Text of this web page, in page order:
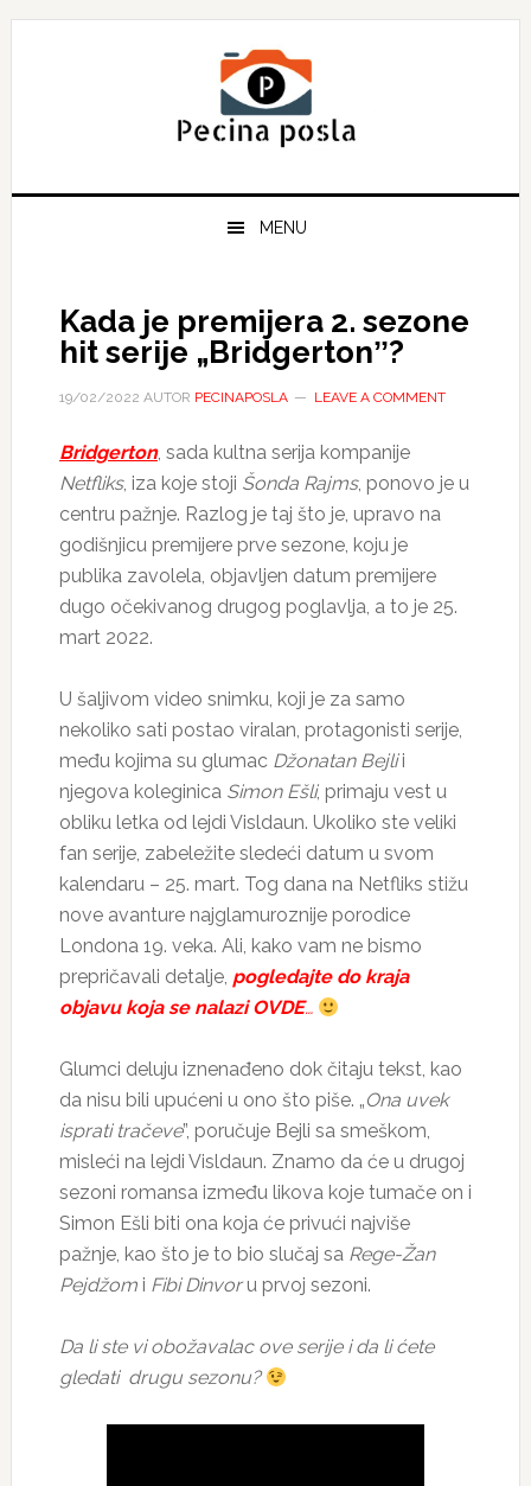
Skip
Skip
Skip
MENU
Kada je premijera 2. sezone
hit serije „Bridgertonˮ?
19/02/2022 AUTOR PECINAPOSLA LEAVE A COMMENT
Bridgerton, sada kultna serija kompanije
Netfliks, iza koje stoji Šonda Rajms, ponovo je u
centru pažnje. Razlog je taj što je, upravo na
godišnjicu premijere prve sezone, koju je
publika zavolela, objavljen datum premijere
dugo očekivanog drugog poglavlja, a to je 25.
mart 2022.
U šaljivom video snimku, koji je za samo
nekoliko sati postao viralan, protagonisti serije,
među kojima su glumac Džonatan Bejlii
njegova koleginica Simon Ešli, primaju vest u
obliku letka od lejdi Visldaun. Ukoliko ste veliki
fan serije, zabeležite sledeći datum u svom
kalendaru – 25. mart. Tog dana na Netfliks stižu
nove avanture najglamuroznije porodice
Londona 19. veka. Ali, kako vam ne bismo
prepričavali detalje, pogledajte do kraja
objavu koja se nalazi OVDE…
Glumci deluju iznenađeno dok čitaju tekst, kao
da nisu bili upućeni u ono što piše. „Ona uvek
isprati tračeve”, poručuje Bejli sa smeškom,
misleći na lejdi Visldaun. Znamo da će u drugoj
sezoni romansa između likova koje tumače on i
Simon Ešli biti ona koja će privući najviše
pažnje, kao što je to bio slučaj sa Rege-Žan
Pejdžomi Fibi Dinvoru prvoj sezoni.
Da li ste vi obožavalac ove serije i da li ćete
gledati drugu sezonu?